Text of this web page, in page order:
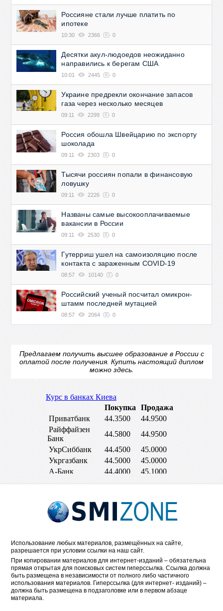
Россияне стали лучше платить по
ипотеке
10:30 2366 0
Десятки акул-людоедов неожиданно
направились к берегам США
10:01 2445 0
Украине предрекли окончание запасов
газа через несколько месяцев
09:11 2299 0
Россия обошла Швейцарию по экспорту
шоколада
09:11 2303 0
Тысячи россиян попали в финансовую
ловушку
09:11 2226 0
Названы самые высокооплачиваемые
вакансии в России
09:11 2530 0
Гутерриш ушел на самоизоляцию после
контакта с зараженным COVID-19
08:57 10140 0
Российский ученый посчитал омикрон-
штамм последней мутацией
08:57 2064 0
Предлагаем получить высшее образование в России с
оплатой после получения. Купить настоящий диплом
можно здесь.
Использование любых материалов, размещённых на сайте,
разрешается при условии ссылки на наш сайт.
При копировании материалов для интернет-изданий – обязательна
прямая открытая для поисковых систем гиперссылка. Ссылка должна
быть размещена в независимости от полного либо частичного
использования материалов. Гиперссылка (для интернет- изданий) –
должна быть размещена в подзаголовке или в первом абзаце
материала.